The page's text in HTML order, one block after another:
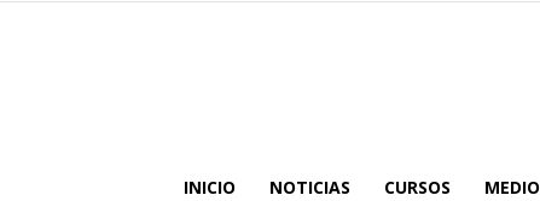
INICIO NOTICIAS CURSOS